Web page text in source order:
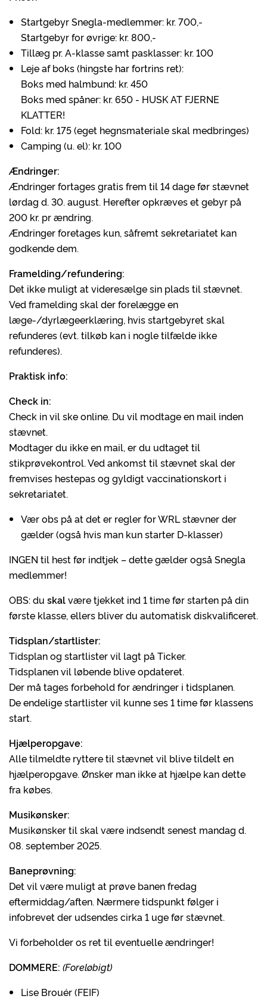
Startgebyr Snegla-medlemmer: kr. 700,-
Startgebyr for øvrige: kr. 800,-
Tillæg pr. A-klasse samt pasklasser: kr. 100
Leje af boks (hingste har fortrins ret):
Boks med halmbund: kr. 450
Boks med spåner: kr. 650 - HUSK AT FJERNE
KLATTER!
Fold: kr. 175 (eget hegnsmateriale skal medbringes)
Camping (u. el): kr. 100
Ændringer:
Ændringer fortages gratis frem til 14 dage før stævnet
lørdag d. 30. august. Herefter opkræves et gebyr på
200 kr. pr ændring.
Ændringer foretages kun, såfremt sekretariatet kan
godkende dem.
Framelding/refundering:
Det ikke muligt at videresælge sin plads til stævnet.
Ved framelding skal der forelægge en
læge-/dyrlægeerklæring, hvis startgebyret skal
refunderes (evt. tilkøb kan i nogle tilfælde ikke
refunderes).
Praktisk info:
Check in:
Check in vil ske online. Du vil modtage en mail inden
stævnet.
Modtager du ikke en mail, er du udtaget til
stikprøvekontrol. Ved ankomst til stævnet skal der
fremvises hestepas og gyldigt vaccinationskort i
sekretariatet.
Vær obs på at det er regler for WRL stævner der
gælder (også hvis man kun starter D-klasser)
INGEN til hest før indtjek – dette gælder også Snegla
medlemmer!
OBS: du skalvære tjekket ind 1 time før starten på din
første klasse, ellers bliver du automatisk diskvalificeret.
Tidsplan/startlister:
Tidsplan og startlister vil lagt på Ticker.
Tidsplanen vil løbende blive opdateret.
Der må tages forbehold for ændringer i tidsplanen.
De endelige startlister vil kunne ses 1 time før klassens
start.
Hjælperopgave:
Alle tilmeldte ryttere til stævnet vil blive tildelt en
hjælperopgave. Ønsker man ikke at hjælpe kan dette
fra købes.
Musikønsker:
Musikønsker til skal være indsendt senest mandag d.
08. september 2025.
Baneprøvning:
Det vil være muligt at prøve banen fredag
eftermiddag/aften. Nærmere tidspunkt følger i
infobrevet der udsendes cirka 1 uge før stævnet.
Vi forbeholder os ret til eventuelle ændringer!
DOMMERE: (Foreløbigt)
Lise Brouér (FEIF)